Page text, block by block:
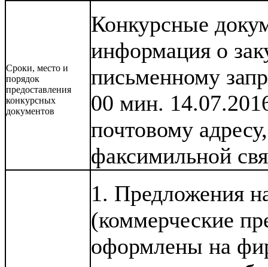
Сроки, место и
порядок
предоставления
конкурсных
документов
Конкурсные
информация о
письменному
00 мин.
почтовому
факсимильной
1. Предложения
(коммерческие
оформлены на